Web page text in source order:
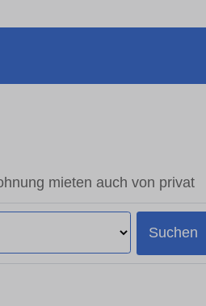
mieten auch von privat
Suchen